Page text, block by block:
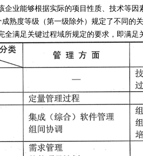
企业能够根据实际的项目性质、技术等
度等级（第一级除外）规定了不同的关
全满足关键过程域所规定的要求，即满